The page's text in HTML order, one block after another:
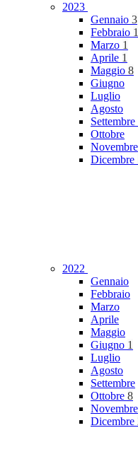
2023
Gennaio 3
Febbraio 1
Marzo 1
Aprile 1
Maggio 8
Giugno
Luglio
Agosto
Settembre
Ottobre
Novembre
Dicembre
2022
Gennaio
Febbraio
Marzo
Aprile
Maggio
Giugno 1
Luglio
Agosto
Settembre
Ottobre 8
Novembre
Dicembre